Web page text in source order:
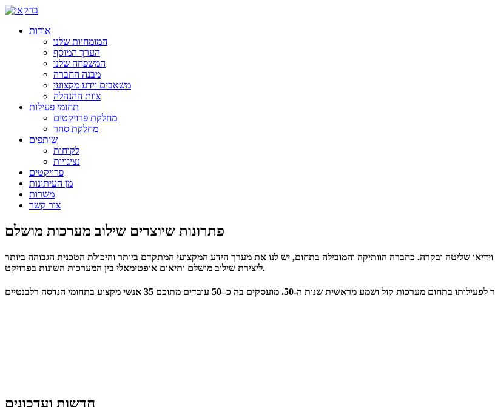
אודות
המומחיות שלנו
הערך המוסף
המשפחה שלנו
מבנה החברה
משאבים וידע מקצועי
צוות ההנהלה
תחומי פעילות
מחלקת פרויקטים
מחלקת סחר
שותפים
לקוחות
נציגויות
פרויקטים
מן העיתונות
משרות
צור קשר
פתרונות שיוצרים שילוב מערכות מושלם
שליטה ובקרה. כחברה הוותיקה והמובילה בתחום, יש לנו את מערך הידע המקצועי המתקדם ביותר והיכולת הטכנית הגבוהה ביותר
ליצירת שילוב מושלם ותיאום אופטימאלי בין המערכות השונות בפרויקט.
חדשות ועדכונים